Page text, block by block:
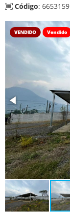
Código: 6653159
VENDIDO Vendido